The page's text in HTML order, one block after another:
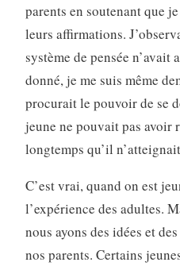
parents en soutenant que
leurs affirmations.
système de pensée
donné, je me suis même
procurait le pouvoir de se
jeune ne pouvait pas avoir
longtemps qu’il
C’est vrai, quand on est
l’expérience des adultes.
nous ayons des idées et
nos parents. Certains